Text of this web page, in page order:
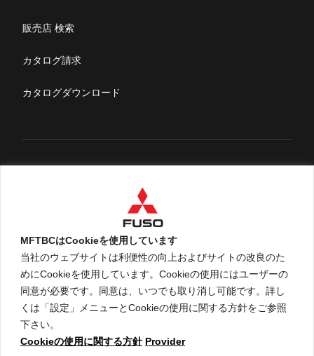
MFTBCはCookieを使用しています
当社のウェブサイトは利便性の向上およびサイトの改良のた
めにCookieを使用しています。Cookieの使用にはユーザーの
同意が必要です。同意は、いつでも取り消し可能です。詳し
くは「設定」メニューとCookieの使用に関する方針をご参照
下さい。
Cookieの使用に関する方針 Provider
特定整備(自動車一覧表）
ふそうライフ
FUSOマガジン
販売店 検索
カタログ請求
カタログダウンロード
An ARCHION Group Company